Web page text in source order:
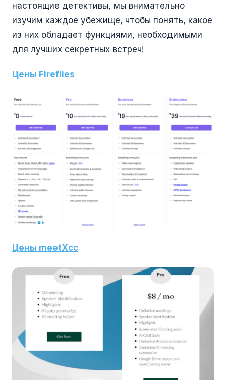
настоящие детективы, мы внимательно
изучим каждое убежище, чтобы понять, какое
из них обладает функциями, необходимыми
для лучших секретных встреч!
Цены Fireflies
Цены meetXcc